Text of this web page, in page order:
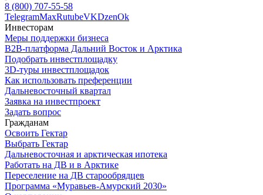
8 (800) 707-55-58
TelegramMaxRutubeVKDzenOk
Инвесторам
Меры поддержки бизнеса
B2B-платформа Дальний Восток и Арктика
Подобрать инвестплощадку
3D-туры инвестплощадок
Как использовать преференции
Дальневосточный квартал
Заявка на инвестпроект
Задать вопрос
Гражданам
Освоить Гектар
Выбрать Гектар
Дальневосточная и арктическая ипотека
Работать на ДВ и в Арктике
Переселение на ДВ старообрядцев
Программа «Муравьев-Амурский 2030»